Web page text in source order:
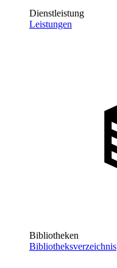
Dienstleistung
Leistungen
Bibliotheken
Bibliotheksverzeichnis